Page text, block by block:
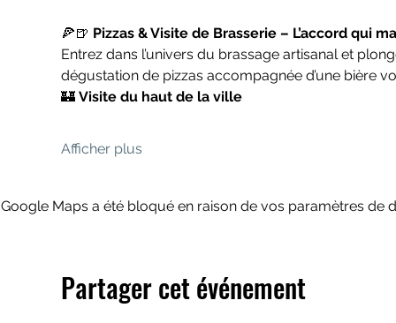
🍕🍺 Pizzas & Visite de Brasserie – L’accord qui
Entrez dans l’univers du brassage artisanal et
dégustation de pizzas accompagnée d’une bière
🏰 Visite du haut de la ville
Afficher plus
Google Maps a été bloqué en raison de vos paramètres de
Partager cet événement